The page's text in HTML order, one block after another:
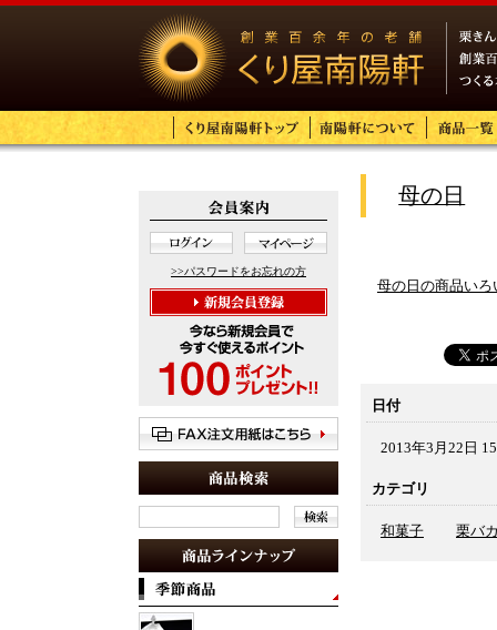
>>パスワードをお忘れの方
母の日
母の日の商品い
日付
2013年3月22日
カテゴリ
和菓子 栗バ